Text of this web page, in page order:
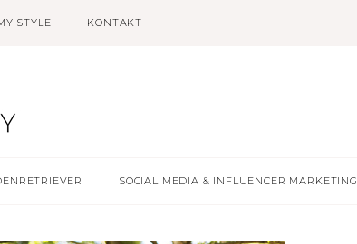
STYLE KONTAKT
SOCIAL MEDIA & INFLUENCER MARKETING